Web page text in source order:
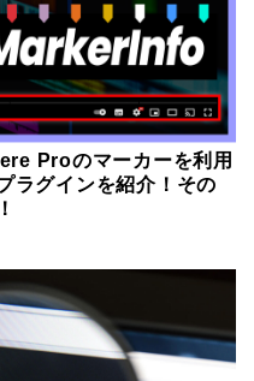
Proのマーカーを利用
ラグインを紹介！その